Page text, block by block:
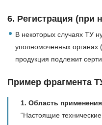
6. Регистрация (при
В некоторых случаях ТУ
уполномоченных органах
продукция подлежит
Пример фрагмента
1. Область применения
“Настоящие